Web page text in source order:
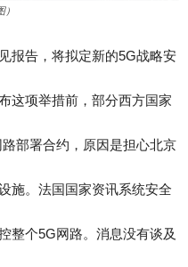
报告，将拟定新的5G战略安
这项举措前，部分西方国家
部署合约，原因是担心北京
施。法国国家资讯系统安全
整个5G网路。消息没有谈及